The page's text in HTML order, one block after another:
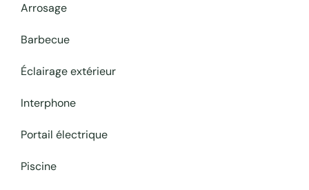
Arrosage
Barbecue
Éclairage extérieur
Interphone
Portail électrique
Piscine